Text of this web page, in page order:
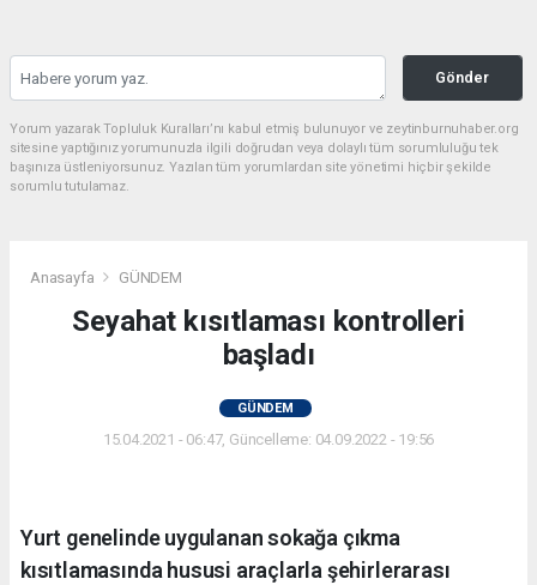
Gönder
Yorum yazarak Topluluk Kuralları’nı kabul etmiş bulunuyor ve zeytinburnuhaber.org
sitesine yaptığınız yorumunuzla ilgili doğrudan veya dolaylı tüm sorumluluğu tek
başınıza üstleniyorsunuz. Yazılan tüm yorumlardan site yönetimi hiçbir şekilde
sorumlu tutulamaz.
Anasayfa GÜNDEM
Seyahat kısıtlaması kontrolleri
başladı
GÜNDEM
15.04.2021 - 06:47, Güncelleme: 04.09.2022 - 19:56
Yurt genelinde uygulanan sokağa çıkma
kısıtlamasında hususi araçlarla şehirlerarası